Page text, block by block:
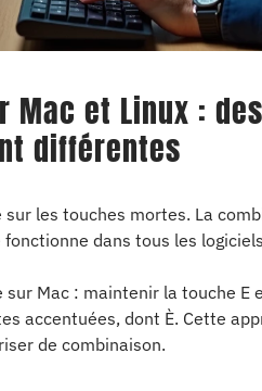
Mac et Linux :
différentes
sur les touches mortes. La
dans tous les
Mac : maintenir la touche E
accentuées, dont È. Cette
de combinaison.